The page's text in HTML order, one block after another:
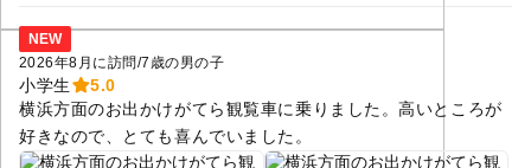
NEW
2026年8月に訪問/7歳の男の子
小学生
5.0
横浜方面のお出かけがてら観覧車に乗りました。高いところが
好きなので、とても喜んでいました。